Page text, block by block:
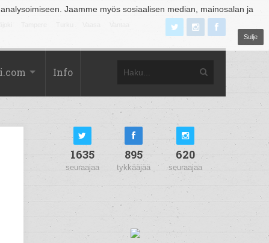
Jaamme myös sosiaalisen median, mainosalan ja
Sulje
Info
1635
seuraajaa
895
tykkääjää
620
seuraajaa